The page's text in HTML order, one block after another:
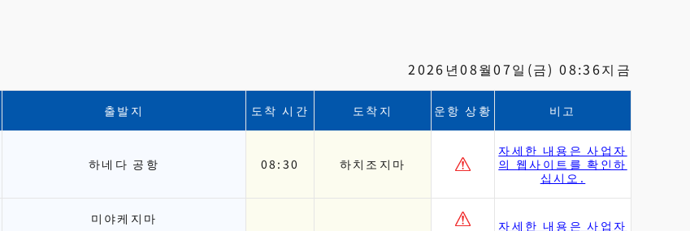
2026년08월07일(금) 08:36지금
출발지 도착 시간 도착지 운항 상황 비고
하네다 공항 08:30 하치조지마
자세한 내용은 사업자
의 웹사이트를 확인하
십시오.
미야케지마
자세한 내용은 사업자